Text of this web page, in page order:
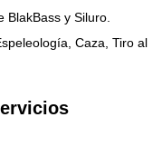
BlakBass y Siluro.
Caza, Tiro al